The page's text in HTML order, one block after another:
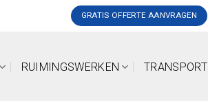
GRATIS OFFERTE AANVRAGEN
RUIMINGSWERKEN TRANSPORT